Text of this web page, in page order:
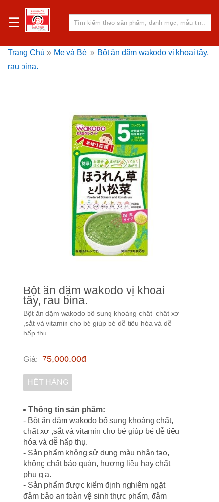
☰
Trang Chủ » Mẹ và Bé » Bột ăn dặm wakodo vị khoai tây,
rau bina.
Bột ăn dặm wakodo vị khoai
tây, rau bina.
Bột ăn dặm wakodo bổ sung khoáng chất, chất xơ
,sắt và vitamin cho bé giúp bé dễ tiêu hóa và dễ
hấp thụ.
Giá: 75,000.00đ
HẾT HÀNG
Thông tin sản phẩm:
- Bột ăn dặm wakodo bổ sung khoáng chất,
chất xơ ,sắt và vitamin cho bé giúp bé dễ tiêu
hóa và dễ hấp thụ.
- Sản phẩm không sử dụng màu nhân tạo,
không chất bảo quản, hương liệu hay chất
phụ gia.
- Sản phẩm được kiểm định nghiêm ngặt
đảm bảo an toàn vệ sinh thực phẩm, đảm